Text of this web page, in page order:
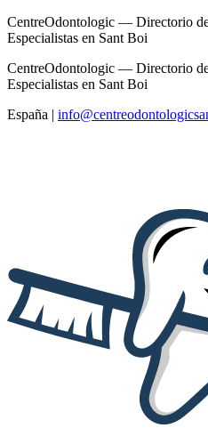
CentreOdontologic — Directorio
Especialistas en Sant Boi
CentreOdontologic — Directorio
Especialistas en Sant Boi
España |